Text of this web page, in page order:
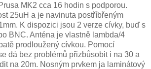
MK2 cca 16 hodin s podporou.
25uH a je navinuta postříbřeným
K dispozici jsou 2 verze cívky, buď s
BNC. Anténa je vlastně lambda/4
prodloužený cívkou. Pomocí
dá bez problémů přizbůsobit i na 30 a
na 20m. Nosným prvkem ja laminátový